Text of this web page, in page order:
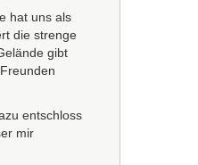
hat uns als
die strenge
gibt
entschloss
mir